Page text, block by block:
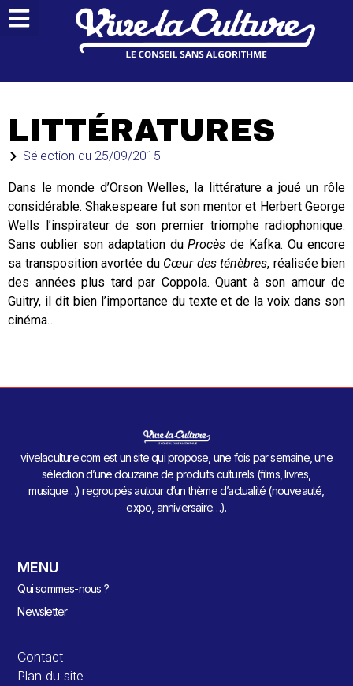
LITTÉRATURES
Sélection du 25/09/2015
Dans le monde d’Orson Welles, la littérature a joué un rôle
considérable. Shakespeare fut son mentor et Herbert George
Wells l’inspirateur de son premier triomphe radiophonique.
Sans oublier son adaptation duProcès de Kafka. Ou encore
sa transposition avortée du Cœur des ténèbres, réalisée bien
des années plus tard par Coppola. Quant à son amour de
Guitry, il dit bien l’importance du texte et de la voix dans son
cinéma…
vivelaculture.com est un site qui propose, une fois par semaine, une
sélection d’une douzaine de produits culturels (films, livres,
musique…) regroupés autour d’un thème d’actualité (nouveauté,
expo, anniversaire…).
MENU
Qui sommes-nous ?
Newsletter
Contact
Plan du site